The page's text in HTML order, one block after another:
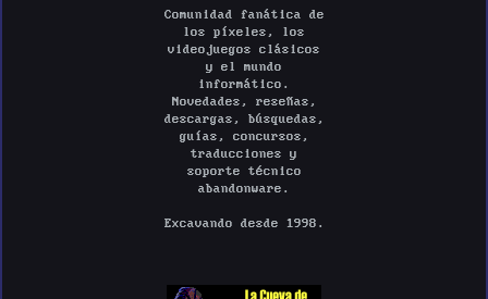
Comunidad fanática de
los píxeles, los
videojuegos clásicos
y el mundo
informático.
Novedades, reseñas,
descargas, búsquedas,
guías, concursos,
traducciones y
soporte técnico
abandonware.
Excavando desde 1998.